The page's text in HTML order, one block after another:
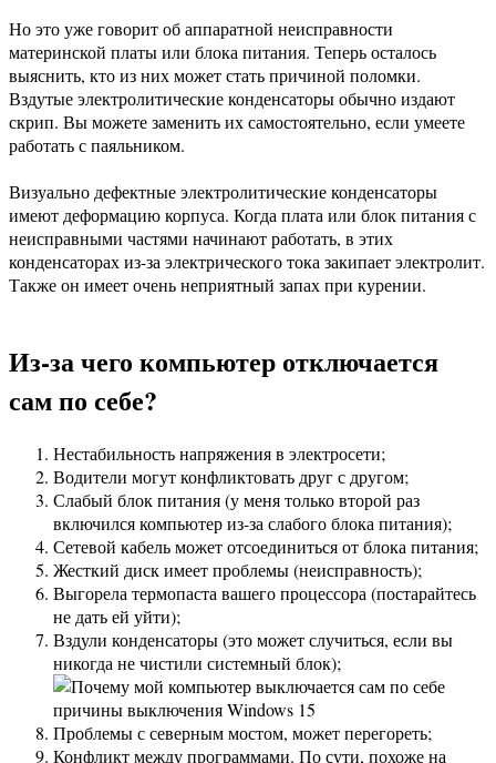
Но это уже говорит об аппаратной неисправности
материнской платы или блока питания. Теперь осталось
выяснить, кто из них может стать причиной поломки.
Вздутые электролитические конденсаторы обычно издают
скрип. Вы можете заменить их самостоятельно, если умеете
работать с паяльником.
Визуально дефектные электролитические конденсаторы
имеют деформацию корпуса. Когда плата или блок питания с
неисправными частями начинают работать, в этих
конденсаторах из-за электрического тока закипает электролит.
Также он имеет очень неприятный запах при курении.
Из-за чего компьютер отключается
сам по себе?
Нестабильность напряжения в электросети;
Водители могут конфликтовать друг с другом;
Слабый блок питания (у меня только второй раз
включился компьютер из-за слабого блока питания);
Сетевой кабель может отсоединиться от блока питания;
Жесткий диск имеет проблемы (неисправность);
Выгорела термопаста вашего процессора (постарайтесь
не дать ей уйти);
Вздули конденсаторы (это может случиться, если вы
никогда не чистили системный блок);
Проблемы с северным мостом, может перегореть;
Конфликт между программами. По сути, похоже на